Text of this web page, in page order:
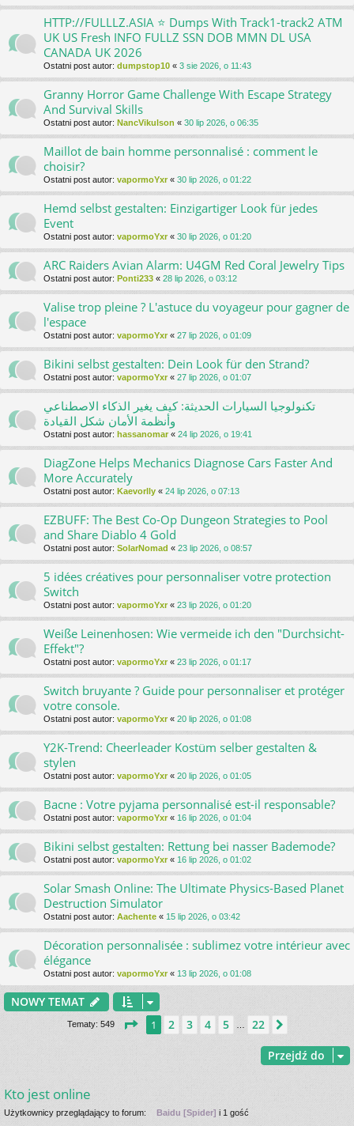
HTTP://FULLLZ.ASIA ⭐️ Dumps With Track1-track2 ATM
UK US Fresh INFO FULLZ SSN DOB MMN DL USA
CANADA UK 2026
Ostatni post autor: dumpstop10 « 3 sie 2026, o 11:43
Granny Horror Game Challenge With Escape Strategy
And Survival Skills
Ostatni post autor: NancVikulson « 30 lip 2026, o 06:35
Maillot de bain homme personnalisé : comment le
choisir?
Ostatni post autor: vapormoYxr « 30 lip 2026, o 01:22
Hemd selbst gestalten: Einzigartiger Look für jedes
Event
Ostatni post autor: vapormoYxr « 30 lip 2026, o 01:20
ARC Raiders Avian Alarm: U4GM Red Coral Jewelry Tips
Ostatni post autor: Ponti233 « 28 lip 2026, o 03:12
Valise trop pleine ? L'astuce du voyageur pour gagner de
l'espace
Ostatni post autor: vapormoYxr « 27 lip 2026, o 01:09
Bikini selbst gestalten: Dein Look für den Strand?
Ostatni post autor: vapormoYxr « 27 lip 2026, o 01:07
تكنولوجيا السيارات الحديثة: كيف يغير الذكاء الاصطناعي
وأنظمة الأمان شكل القيادة
Ostatni post autor: hassanomar « 24 lip 2026, o 19:41
DiagZone Helps Mechanics Diagnose Cars Faster And
More Accurately
Ostatni post autor: Kaevorlly « 24 lip 2026, o 07:13
EZBUFF: The Best Co-Op Dungeon Strategies to Pool
and Share Diablo 4 Gold
Ostatni post autor: SolarNomad « 23 lip 2026, o 08:57
5 idées créatives pour personnaliser votre protection
Switch
Ostatni post autor: vapormoYxr « 23 lip 2026, o 01:20
Weiße Leinenhosen: Wie vermeide ich den "Durchsicht-
Effekt"?
Ostatni post autor: vapormoYxr « 23 lip 2026, o 01:17
Switch bruyante ? Guide pour personnaliser et protéger
votre console.
Ostatni post autor: vapormoYxr « 20 lip 2026, o 01:08
Y2K-Trend: Cheerleader Kostüm selber gestalten &
stylen
Ostatni post autor: vapormoYxr « 20 lip 2026, o 01:05
Bacne : Votre pyjama personnalisé est-il responsable?
Ostatni post autor: vapormoYxr « 16 lip 2026, o 01:04
Bikini selbst gestalten: Rettung bei nasser Bademode?
Ostatni post autor: vapormoYxr « 16 lip 2026, o 01:02
Solar Smash Online: The Ultimate Physics-Based Planet
Destruction Simulator
Ostatni post autor: Aachente « 15 lip 2026, o 03:42
Décoration personnalisée : sublimez votre intérieur avec
élégance
Ostatni post autor: vapormoYxr « 13 lip 2026, o 01:08
NOWY TEMAT
Tematy: 549 Strona z 22
1 2 3 4 5 22
Przejdź do
Kto jest online
Użytkownicy przeglądający to forum: Baidu [Spider] i 1 gość